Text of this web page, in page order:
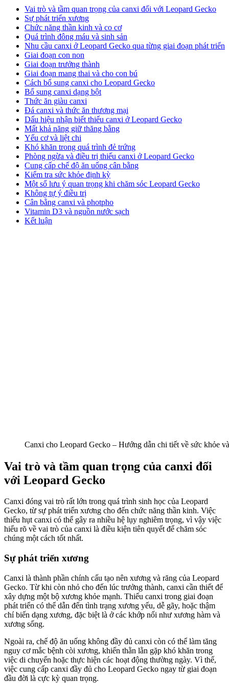
Vai trò và tầm quan trọng của canxi đối với Leopard Gecko
Sự phát triển xương
Chức năng thần kinh và co cơ
Quá trình đông máu và sinh sản
Nhu cầu canxi ở Leopard Gecko qua từng giai đoạn phát triển
Giai đoạn con non
Giai đoạn trưởng thành
Giai đoạn mang thai và cho con bú
Cách bổ sung canxi cho Leopard Gecko
Bổ sung canxi dạng bột
Thức ăn giàu canxi
Đá canxi và thức ăn thương mại
Dấu hiệu nhận biết thiếu canxi ở Leopard Gecko
Mất khả năng giữ thăng bằng
Yếu cơ và liệt chi
Khó khăn trong quá trình đẻ trứng
Phòng ngừa và điều trị thiếu canxi ở Leopard Gecko
Cung cấp chế độ ăn uống cân bằng
Kiểm tra sức khỏe định kỳ
Một số lưu ý quan trọng khi chăm sóc Leopard Gecko
Không tự ý điều trị
Cân bằng canxi và photpho
Vitamin D3 và nguồn nước sạch
Kết luận
Canxi cho Leopard Gecko – Hướng dẫn chi tiết về sức khỏe
Vai trò và tầm quan trọng của canxi đối
với Leopard Gecko
Canxi đóng vai trò rất lớn trong quá trình sinh học của Leopard
Gecko, từ sự phát triển xương cho đến chức năng thần kinh. Việc
thiếu hụt canxi có thể gây ra nhiều hệ lụy nghiêm trọng, vì vậy việc
hiểu rõ về vai trò của canxi là điều kiện tiên quyết để chăm sóc
chúng một cách tốt nhất.
Sự phát triển xương
Canxi là thành phần chính cấu tạo nên xương và răng của Leopard
Gecko. Từ khi còn nhỏ cho đến lúc trưởng thành, canxi cần thiết để
xây dựng một bộ xương khỏe mạnh. Thiếu canxi trong giai đoạn
phát triển có thể dẫn đến tình trạng xương yếu, dễ gãy, hoặc thậm
chí biến dạng xương, đặc biệt là ở các khớp nối như xương hàm và
xương sống.
Ngoài ra, chế độ ăn uống không đầy đủ canxi còn có thể làm tăng
nguy cơ mắc bệnh còi xương, khiến thằn lằn gặp khó khăn trong
việc di chuyển hoặc thực hiện các hoạt động thường ngày. Vì thế,
việc cung cấp canxi đầy đủ cho Leopard Gecko ngay từ giai đoạn
đầu đời là cực kỳ quan trọng.